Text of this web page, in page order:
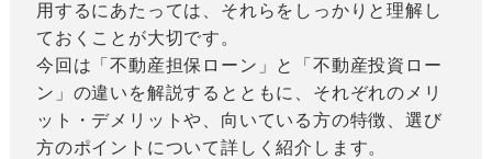
用するにあたっては、それらをしっかりと理解し
ておくことが大切です。
今回は「不動産担保ローン」と「不動産投資ロー
ン」の違いを解説するとともに、それぞれのメリ
ット・デメリットや、向いている方の特徴、選び
方のポイントについて詳しく紹介します。